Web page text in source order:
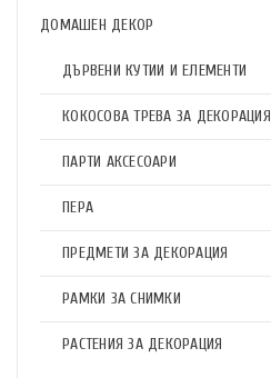
ДОМАШЕН ДЕКОР
ДЪРВЕНИ КУТИИ И ЕЛЕМЕНТИ
КОКОСОВА ТРЕВА ЗА ДЕКОРАЦИЯ
ПАРТИ АКСЕСОАРИ
ПЕРА
ПРЕДМЕТИ ЗА ДЕКОРАЦИЯ
РАМКИ ЗА СНИМКИ
РАСТЕНИЯ ЗА ДЕКОРАЦИЯ